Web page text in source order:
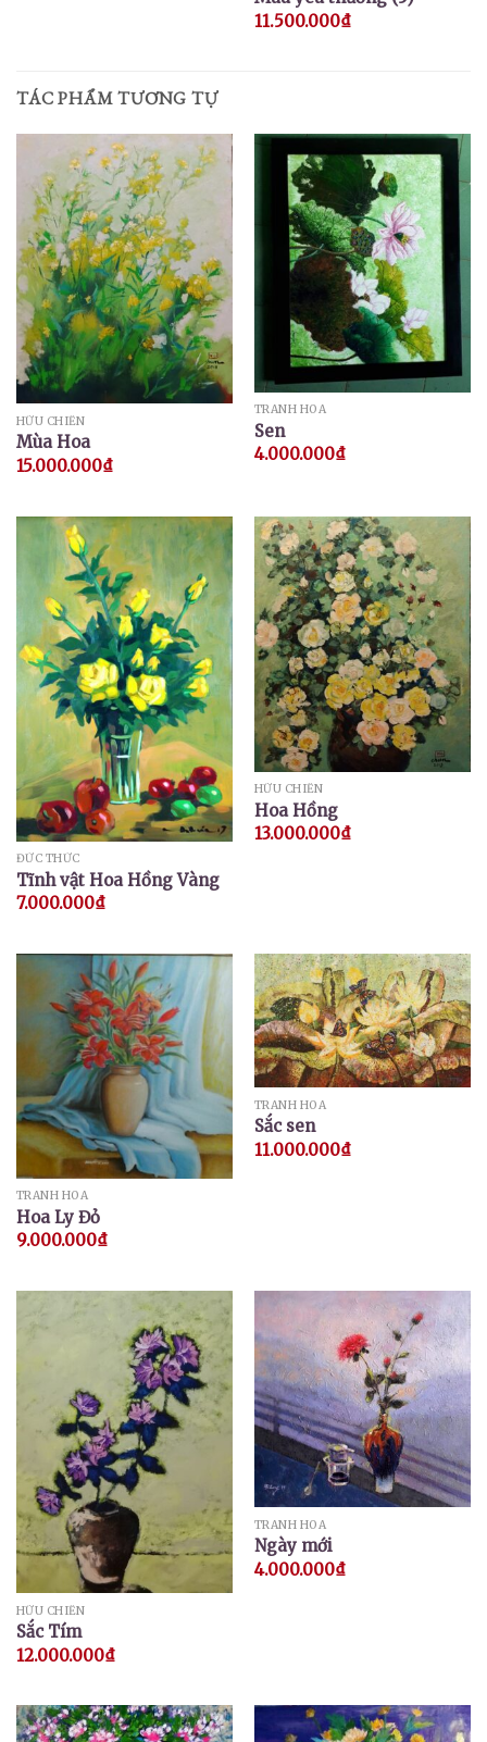
11.500.000₫
TÁC PHẨM TƯƠNG TỰ
HỮU CHIẾN
Mùa Hoa
15.000.000₫
TRANH HOA
Sen
4.000.000₫
ĐỨC THỨC
Tĩnh vật Hoa Hồng Vàng
7.000.000₫
HỮU CHIẾN
Hoa Hồng
13.000.000₫
TRANH HOA
Hoa Ly Đỏ
9.000.000₫
TRANH HOA
Sắc sen
11.000.000₫
HỮU CHIẾN
Sắc Tím
12.000.000₫
TRANH HOA
Ngày mới
4.000.000₫